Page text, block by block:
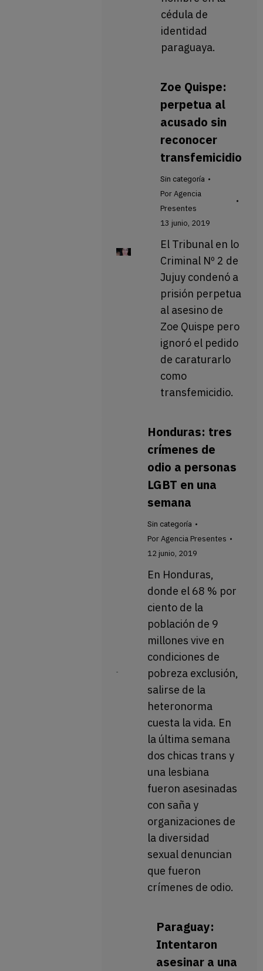
cédula de
identidad
paraguaya.
Zoe Quispe:
perpetua al
acusado sin
reconocer
transfemicidio
Sin categoría
PorAgencia
Presentes
13 junio, 2019
El Tribunal en lo
Criminal Nº 2 de
Jujuy condenó a
prisión perpetua
al asesino de
Zoe Quispe pero
ignoró el pedido
de caraturarlo
como
transfemicidio.
Honduras: tres
crímenes de
odio a personas
LGBT en una
semana
Sin categoría
PorAgencia Presentes
12 junio, 2019
En Honduras,
donde el 68 % por
ciento de la
población de 9
millones vive en
condiciones de
pobreza exclusión,
salirse de la
heteronorma
cuesta la vida. En
la última semana
dos chicas trans y
una lesbiana
fueron asesinadas
con saña y
organizaciones de
la diversidad
sexual denuncian
que fueron
crímenes de odio.
Paraguay:
Intentaron
asesinar a una